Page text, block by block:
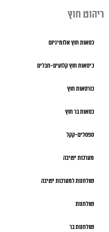
ריהוט חוץ
כסאות חוץ אלומיניום
כיסאות חוץ קלועים-חבלים
כורסאות חוץ
כסאות בר חוץ
ספסלים-קקל
מערכות ישיבה
שולחנות למערכות ישיבה
שולחנות
שולחנות בר